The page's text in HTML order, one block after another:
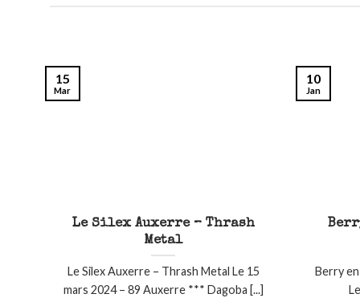
Le Silex Auxerre – Thrash
Metal
Le Silex Auxerre – Thrash Metal Le 15
mars 2024 – 89 Auxerre *** Dagoba [...]
15
Mar
Berry
10
Jan